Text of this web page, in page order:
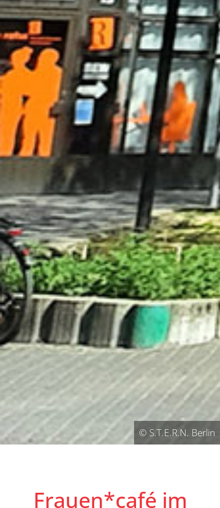
© S.T.E.R.N. Berlin
Frauen*café im